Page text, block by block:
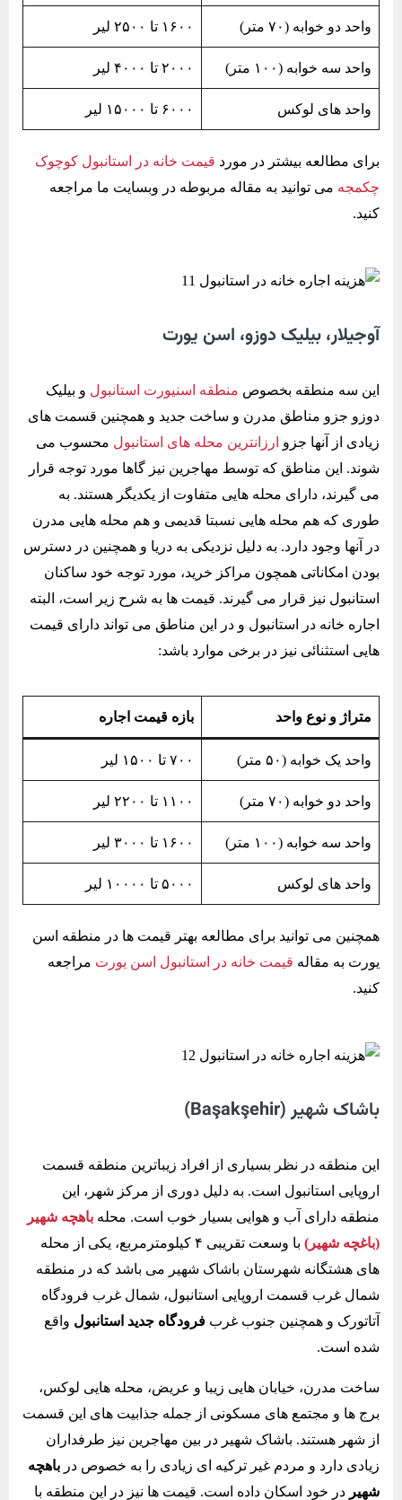
واحد دو خوابه (۷۰ متر) ۱۶۰۰ تا ۲۵۰۰ لیر
واحد سه خوابه (۱۰۰ متر) ۲۰۰۰ تا ۴۰۰۰ لیر
واحد های لوکس ۶۰۰۰ تا ۱۵۰۰۰ لیر
برای مطالعه بیشتر در مورد قیمت خانه در استانبول کوچوک
چکمجه می توانید به مقاله مربوطه در وبسایت ما مراجعه
کنید.
آوجیلار، بیلیک دوزو، اسن یورت
این سه منطقه بخصوص منطقه اسنیورت استانبول و بیلیک
دوزو جزو مناطق مدرن و ساخت جدید و همچنین قسمت های
زیادی از آنها جزو ارزانترین محله های استانبول محسوب می
شوند. این مناطق که توسط مهاجرین نیز گاها مورد توجه قرار
می گیرند، دارای محله هایی متفاوت از یکدیگر هستند. به
طوری که هم محله هایی نسبتا قدیمی و هم محله هایی مدرن
در آنها وجود دارد. به دلیل نزدیکی به دریا و همچنین در دسترس
بودن امکاناتی همچون مراکز خرید، مورد توجه خود ساکنان
استانبول نیز قرار می گیرند. قیمت ها به شرح زیر است، البته
اجاره خانه در استانبول و در این مناطق می تواند دارای قیمت
هایی استثنائی نیز در برخی موارد باشد:
متراژ و نوع واحد بازه قیمت اجاره
واحد یک خوابه (۵۰ متر) ۷۰۰ تا ۱۵۰۰ لیر
واحد دو خوابه (۷۰ متر) ۱۱۰۰ تا ۲۲۰۰ لیر
واحد سه خوابه (۱۰۰ متر) ۱۶۰۰ تا ۳۰۰۰ لیر
واحد های لوکس ۵۰۰۰ تا ۱۰۰۰۰ لیر
همچنین می توانید برای مطالعه بهتر قیمت ها در منطقه اسن
یورت به مقاله قیمت خانه در استانبول اسن یورت مراجعه
کنید.
باشاک شهیر (Başakşehir)
این منطقه در نظر بسیاری از افراد زیباترین منطقه قسمت
اروپایی استانبول است. به دلیل دوری از مرکز شهر، این
منطقه دارای آب و هوایی بسیار خوب است. محله باهچه شهير
(باغچه شهیر)
با وسعت تقریبی ۴ کیلومترمربع، یکی از محله
های هشتگانه شهرستان باشاک شهیر می باشد که در منطقه
شمال غرب قسمت اروپایی استانبول، شمال غرب فرودگاه
آتاتورک و همچنین جنوب غرب فرودگاه جدید استانبول واقع
شده است.
ساخت مدرن، خیابان هایی زیبا و عریض، محله هایی لوکس،
برج ها و مجتمع های مسکونی از جمله جذابیت های این قسمت
از شهر هستند. باشاک شهیر در بین مهاجرین نیز طرفداران
زیادی دارد و مردم غیر ترکیه ای زیادی را به خصوص در باهچه
شهیر در خود اسکان داده است. قیمت ها نیز در این منطقه با